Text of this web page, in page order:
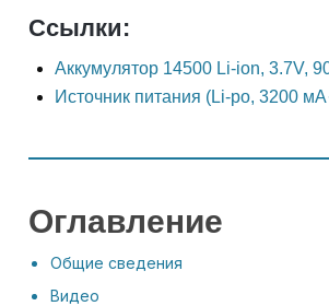
Ссылки:
Аккумулятор 14500 Li-ion, 3.7V,
Источник питания (Li-po, 3200
Оглавление
Общие сведения
Видео